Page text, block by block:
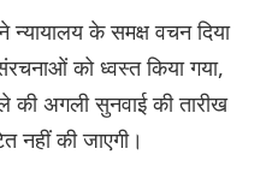
के समक्ष वचन दिया
को ध्वस्त किया गया,
की अगली सुनवाई की तारीख
नहीं की जाएगी।